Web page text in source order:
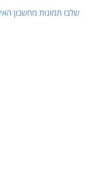
שלבו תמונות מחשבון